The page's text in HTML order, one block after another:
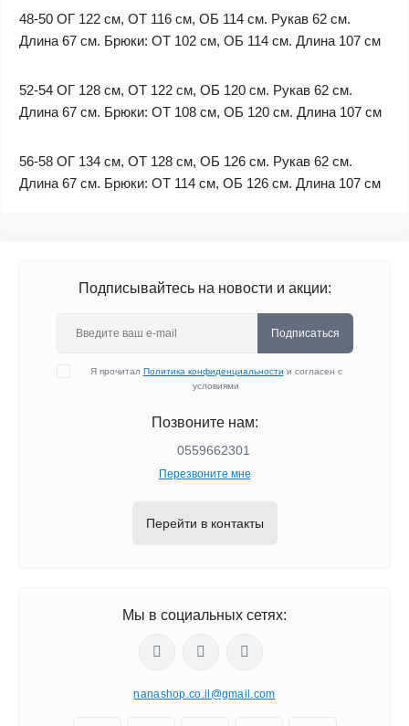
48-50 ОГ 122 см, ОТ 116 см, ОБ 114 см. Рукав 62 см.
Длина 67 см. Брюки: ОТ 102 см, ОБ 114 см. Длина 107 см
52-54 ОГ 128 см, ОТ 122 см, ОБ 120 см. Рукав 62 см.
Длина 67 см. Брюки: ОТ 108 см, ОБ 120 см. Длина 107 см
56-58 ОГ 134 см, ОТ 128 см, ОБ 126 см. Рукав 62 см.
Длина 67 см. Брюки: ОТ 114 см, ОБ 126 см. Длина 107 см
Подписывайтесь на новости и акции:
Подписаться
Я прочитал Политика конфиденциальности и согласен с
условиями
Позвоните нам:
0559662301
Перезвоните мне
Перейти в контакты
Мы в социальных сетях:
nanashop.co.il@gmail.com